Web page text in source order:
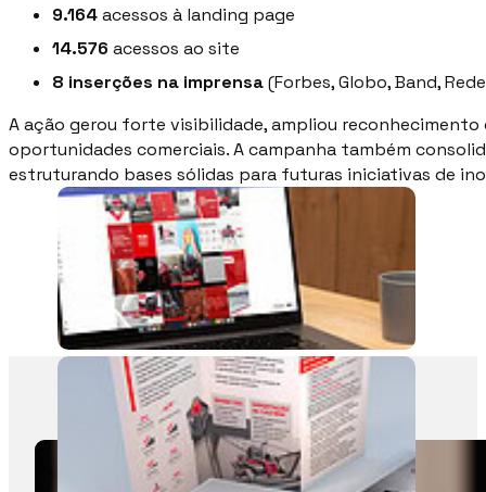
9.164acessos à landing page
14.576 acessos ao site
8 inserções na imprensa(Forbes, Globo, Band,
A ação gerou forte visibilidade, ampliou
oportunidades comerciais. A campanha também
estruturando bases sólidas para futuras iniciativas de